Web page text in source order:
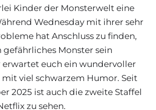
Kinder der Monsterwelt eine
Wednesday mit ihrer sehr
hat Anschluss zu finden,
Monster sein
erwartet euch ein wundervoller
viel schwarzem Humor. Seit
2025 ist auch die zweite Staffel
zu sehen.